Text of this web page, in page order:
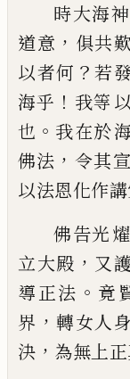
時大海
道意 ， 俱共
以者何 ？ 若
海乎 ！ 我等 以
也 。 我在於海
佛法 ， 令其
以法恩化作
佛告光燿
立大殿 ， 又
導正法 。 竟
界 ， 轉女人身
決 ， 為無上